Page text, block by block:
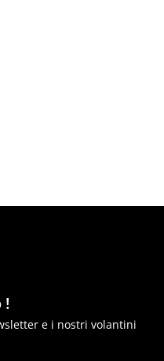
!
e i nostri volantini